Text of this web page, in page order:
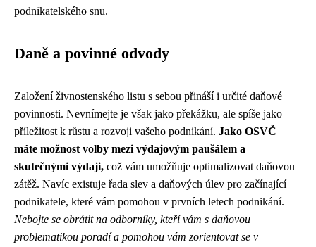
podnikatelského snu.
Daně a povinné odvody
Založení živnostenského listu s sebou přináší i určité daňové
povinnosti. Nevnímejte je však jako překážku, ale spíše jako
příležitost k růstu a rozvoji vašeho podnikání. Jako OSVČ
máte možnost volby mezi výdajovým paušálem a
skutečnými výdaji, což vám umožňuje optimalizovat daňovou
zátěž. Navíc existuje řada slev a daňových úlev pro začínající
podnikatele, které vám pomohou v prvních letech podnikání.
Nebojte se obrátit na odborníky, kteří vám s daňovou
problematikou poradí a pomohou vám zorientovat se v